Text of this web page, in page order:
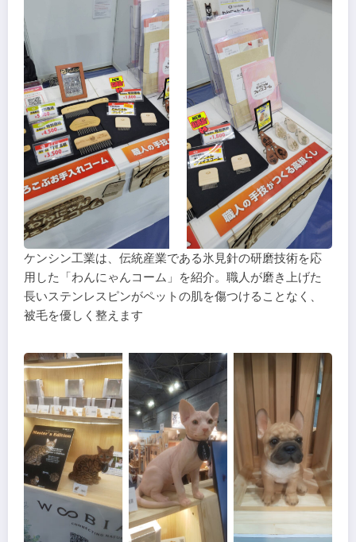
ケンシン工業は、伝統産業である氷見針の研磨技術を応
用した「わんにゃんコーム」を紹介。職人が磨き上げた
長いステンレスピンがペットの肌を傷つけることなく、
被毛を優しく整えます